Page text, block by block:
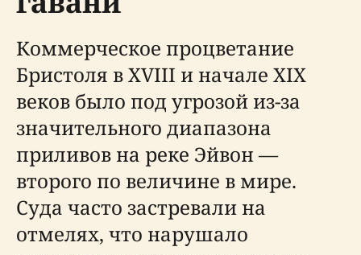
Коммерческое процветание
Бристоля в XVIII и начале XIX
веков было под угрозой из-за
значительного диапазона
приливов на реке Эйвон —
второго по величине в мире.
Суда часто застревали на
отмелях, что нарушало